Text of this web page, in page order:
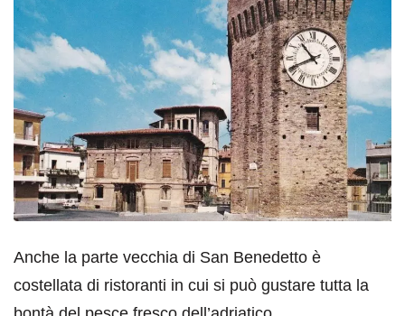
Anche la parte vecchia di San Benedetto è
costellata di ristoranti in cui si può gustare tutta la